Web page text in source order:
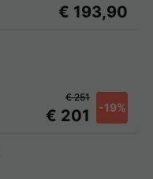
€ 193,90
€ 201 -19%
€ 251